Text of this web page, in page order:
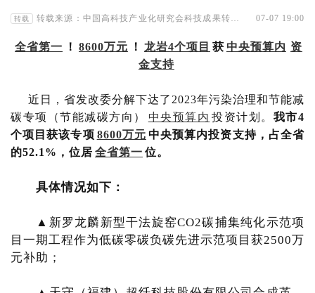
转载
转载来源：中国高科技产业化研究会科技成果转化协
07-07 19:00
全省第一 ！ 8600万元 ！ 龙岩4个项目 获 中央预算内 资
金支持
近日，省发改委分解下达了2023年污染治理和节能减
碳专项（节能减碳方向）
中央预算内 投资计划。 我市4
个项目获该专项 8600万元 中央预算内投资支持，占全省
的52.1%，位居 全省第一 位。
具体情况如下：
▲新罗龙麟新型干法旋窑CO2碳捕集纯化示范项
目一期工程作为低碳零碳负碳先进示范项目获2500万
元补助；